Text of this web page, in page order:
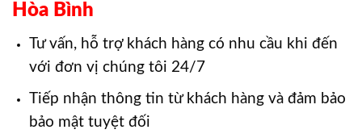
Hòa Bình
Tư vấn, hỗ trợ khách hàng có nhu cầu khi đến
với đơn vị chúng tôi 24/7
Tiếp nhận thông tin từ khách hàng và đảm bảo
bảo mật tuyệt đối